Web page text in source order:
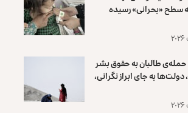
سطح «بحرانی» رسیده
طالبان به حقوق بشر
به جای ابراز نگرانی،